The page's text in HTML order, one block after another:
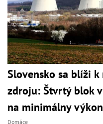
Slovensko sa blíži
zdroju: Štvrtý blok
na minimálny výkon
Domáce